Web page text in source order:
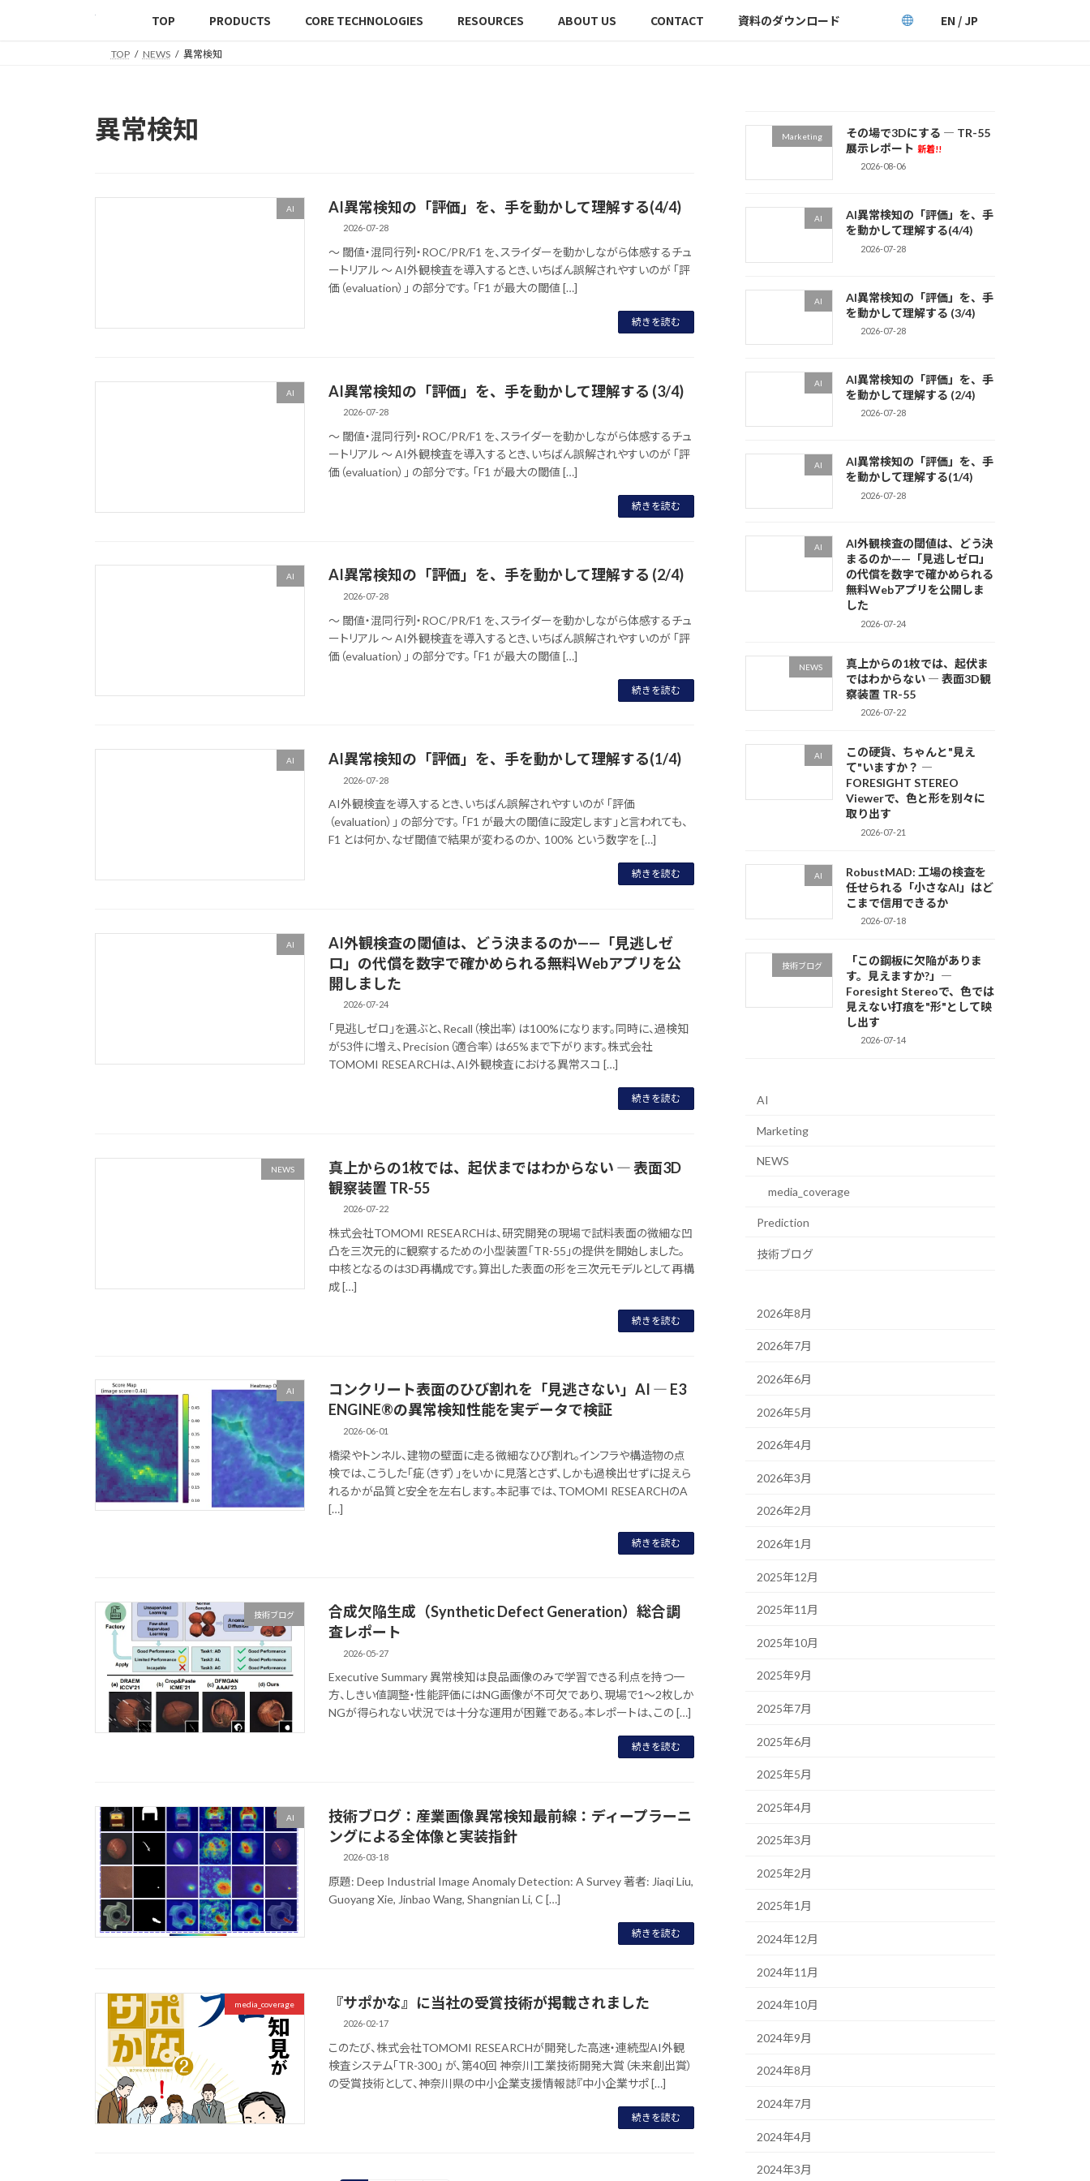
TOP PRODUCTS CORE TECHNOLOGIES RESOURCES ABOUT US CONTACT 資料のダウンロード EN / JP
TOP NEWS 異常検知
異常検知
AI AI異常検知の「評価」を、手を動かして理解する(4/4)
2026-07-28
〜 閾値・混同行列・ROC/PR/F1 を、スライダーを動かしながら体感するチュ
ートリアル 〜 AI外観検査を導入するとき、いちばん誤解されやすいのが 「評
価（evaluation）」 の部分です。 「F1 が最大の閾値 […]
続きを読む
AI AI異常検知の「評価」を、手を動かして理解する (3/4)
2026-07-28
〜 閾値・混同行列・ROC/PR/F1 を、スライダーを動かしながら体感するチュ
ートリアル 〜 AI外観検査を導入するとき、いちばん誤解されやすいのが 「評
価（evaluation）」 の部分です。 「F1 が最大の閾値 […]
続きを読む
AI AI異常検知の「評価」を、手を動かして理解する (2/4)
2026-07-28
〜 閾値・混同行列・ROC/PR/F1 を、スライダーを動かしながら体感するチュ
ートリアル 〜 AI外観検査を導入するとき、いちばん誤解されやすいのが 「評
価（evaluation）」 の部分です。 「F1 が最大の閾値 […]
続きを読む
AI AI異常検知の「評価」を、手を動かして理解する(1/4)
2026-07-28
AI外観検査を導入するとき、いちばん誤解されやすいのが 「評価
（evaluation）」 の部分です。 「F1 が最大の閾値に設定します」と言われても、
F1 とは何か、なぜ閾値で結果が変わるのか、 100% という数字を […]
続きを読む
AI
AI外観検査の閾値は、どう決まるのか——「見逃しゼ
ロ」の代償を数字で確かめられる無料Webアプリを公
開しました
2026-07-24
「見逃しゼロ」を選ぶと、Recall（検出率）は100%になります。同時に、過検知
が53件に増え、Precision（適合率）は65%まで下がります。株式会社
TOMOMI RESEARCHは、AI外観検査における異常スコ […]
続きを読む
NEWS
真上からの1枚では、起伏まではわからない ― 表面3D
観察装置 TR-55
2026-07-22
株式会社TOMOMI RESEARCHは、研究開発の現場で試料表面の微細な凹
凸を三次元的に観察するための小型装置「TR-55」の提供を開始しました。
中核となるのは3D再構成です。算出した表面の形を三次元モデルとして再構
成 […]
続きを読む
AI
コンクリート表面のひび割れを「見逃さない」AI ― E3
ENGINE®の異常検知性能を実データで検証
2026-06-01
橋梁やトンネル、建物の壁面に走る微細なひび割れ。インフラや構造物の点
検では、こうした「疵（きず）」をいかに見落とさず、しかも過検出せずに捉えら
れるかが品質と安全を左右します。本記事では、TOMOMI RESEARCHのA
[…]
続きを読む
技術ブログ
合成欠陥生成（Synthetic Defect Generation）総合調
査レポート
2026-05-27
Executive Summary 異常検知は良品画像のみで学習できる利点を持つ一
方、しきい値調整・性能評価にはNG画像が不可欠であり、現場で1〜2枚しか
NGが得られない状況では十分な運用が困難である。本レポートは、この […]
続きを読む
AI
技術ブログ：産業画像異常検知最前線：ディープラーニ
ングによる全体像と実装指針
2026-03-18
原題: Deep Industrial Image Anomaly Detection: A Survey 著者: Jiaqi Liu,
Guoyang Xie, Jinbao Wang, Shangnian Li, C […]
続きを読む
media_coverage 『サポかな』に当社の受賞技術が掲載されました
2026-02-17
このたび、株式会社TOMOMI RESEARCHが開発した高速・連続型AI外観
検査システム「TR-300」 が、第40回 神奈川工業技術開発大賞（未来創出賞）
の受賞技術として、神奈川県の中小企業支援情報誌『中小企業サポ […]
続きを読む
Marketing
その場で3Dにする ― TR-55
展示レポート 新着!!
2026-08-06
AI
AI異常検知の「評価」を、手
を動かして理解する(4/4)
2026-07-28
AI
AI異常検知の「評価」を、手
を動かして理解する (3/4)
2026-07-28
AI
AI異常検知の「評価」を、手
を動かして理解する (2/4)
2026-07-28
AI
AI異常検知の「評価」を、手
を動かして理解する(1/4)
2026-07-28
AI
AI外観検査の閾値は、どう決
まるのか——「見逃しゼロ」
の代償を数字で確かめられる
無料Webアプリを公開しま
した
2026-07-24
NEWS
真上からの1枚では、起伏ま
ではわからない ― 表面3D観
察装置 TR-55
2026-07-22
AI
この硬貨、ちゃんと"見え
て"いますか？ ―
FORESIGHT STEREO
Viewerで、色と形を別々に
取り出す
2026-07-21
AI
RobustMAD: 工場の検査を
任せられる「小さなAI」はど
こまで信用できるか
2026-07-18
技術ブログ
「この鋼板に欠陥がありま
す。見えますか?」―
Foresight Stereoで、色では
見えない打痕を"形"として映
し出す
2026-07-14
AI
Marketing
NEWS
media_coverage
Prediction
技術ブログ
2026年8月
2026年7月
2026年6月
2026年5月
2026年4月
2026年3月
2026年2月
2026年1月
2025年12月
2025年11月
2025年10月
2025年9月
2025年7月
2025年6月
2025年5月
2025年4月
2025年3月
2025年2月
2025年1月
2024年12月
2024年11月
2024年10月
2024年9月
2024年8月
2024年7月
2024年4月
2024年3月